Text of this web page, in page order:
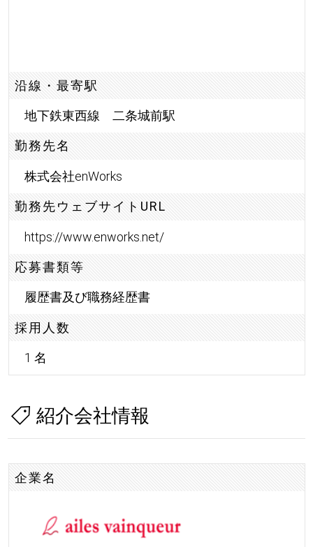
沿線・最寄駅
地下鉄東西線 二条城前駅
勤務先名
株式会社enWorks
勤務先ウェブサイトURL
https://www.enworks.net/
応募書類等
履歴書及び職務経歴書
採用人数
1 名
紹介会社情報
企業名